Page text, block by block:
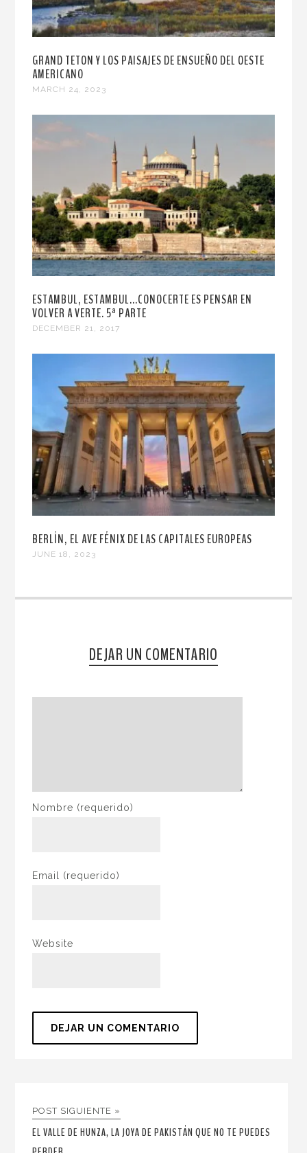
GRAND TETON Y LOS PAISAJES DE ENSUEÑO DEL OESTE
AMERICANO
MARCH 24, 2023
ESTAMBUL, ESTAMBUL...CONOCERTE ES PENSAR EN
VOLVER A VERTE. 5ª PARTE
DECEMBER 21, 2017
BERLÍN, EL AVE FÉNIX DE LAS CAPITALES EUROPEAS
JUNE 18, 2023
DEJAR UN COMENTARIO
Nombre (requerido)
Email (requerido)
Website
POST SIGUIENTE »
EL VALLE DE HUNZA, LA JOYA DE PAKISTÁN QUE NO TE PUEDES